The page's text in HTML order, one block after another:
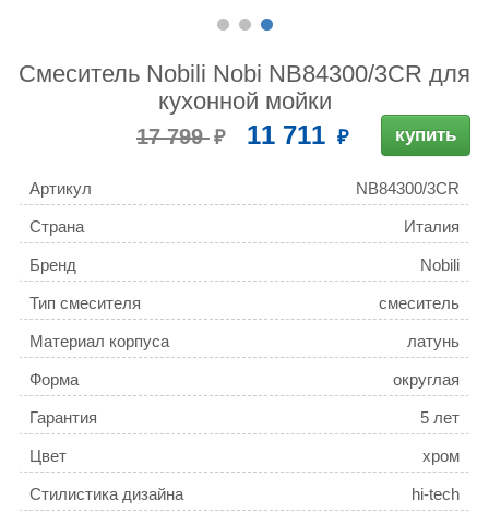
Смеситель Nobili Nobi NB84300/3CR для
кухонной мойки
17 799 11 711 купить
Артикул NB84300/3CR
Страна Италия
Бренд Nobili
Тип смесителя смеситель
Материал корпуса латунь
Форма округлая
Гарантия 5 лет
Цвет хром
Стилистика дизайна hi-tech